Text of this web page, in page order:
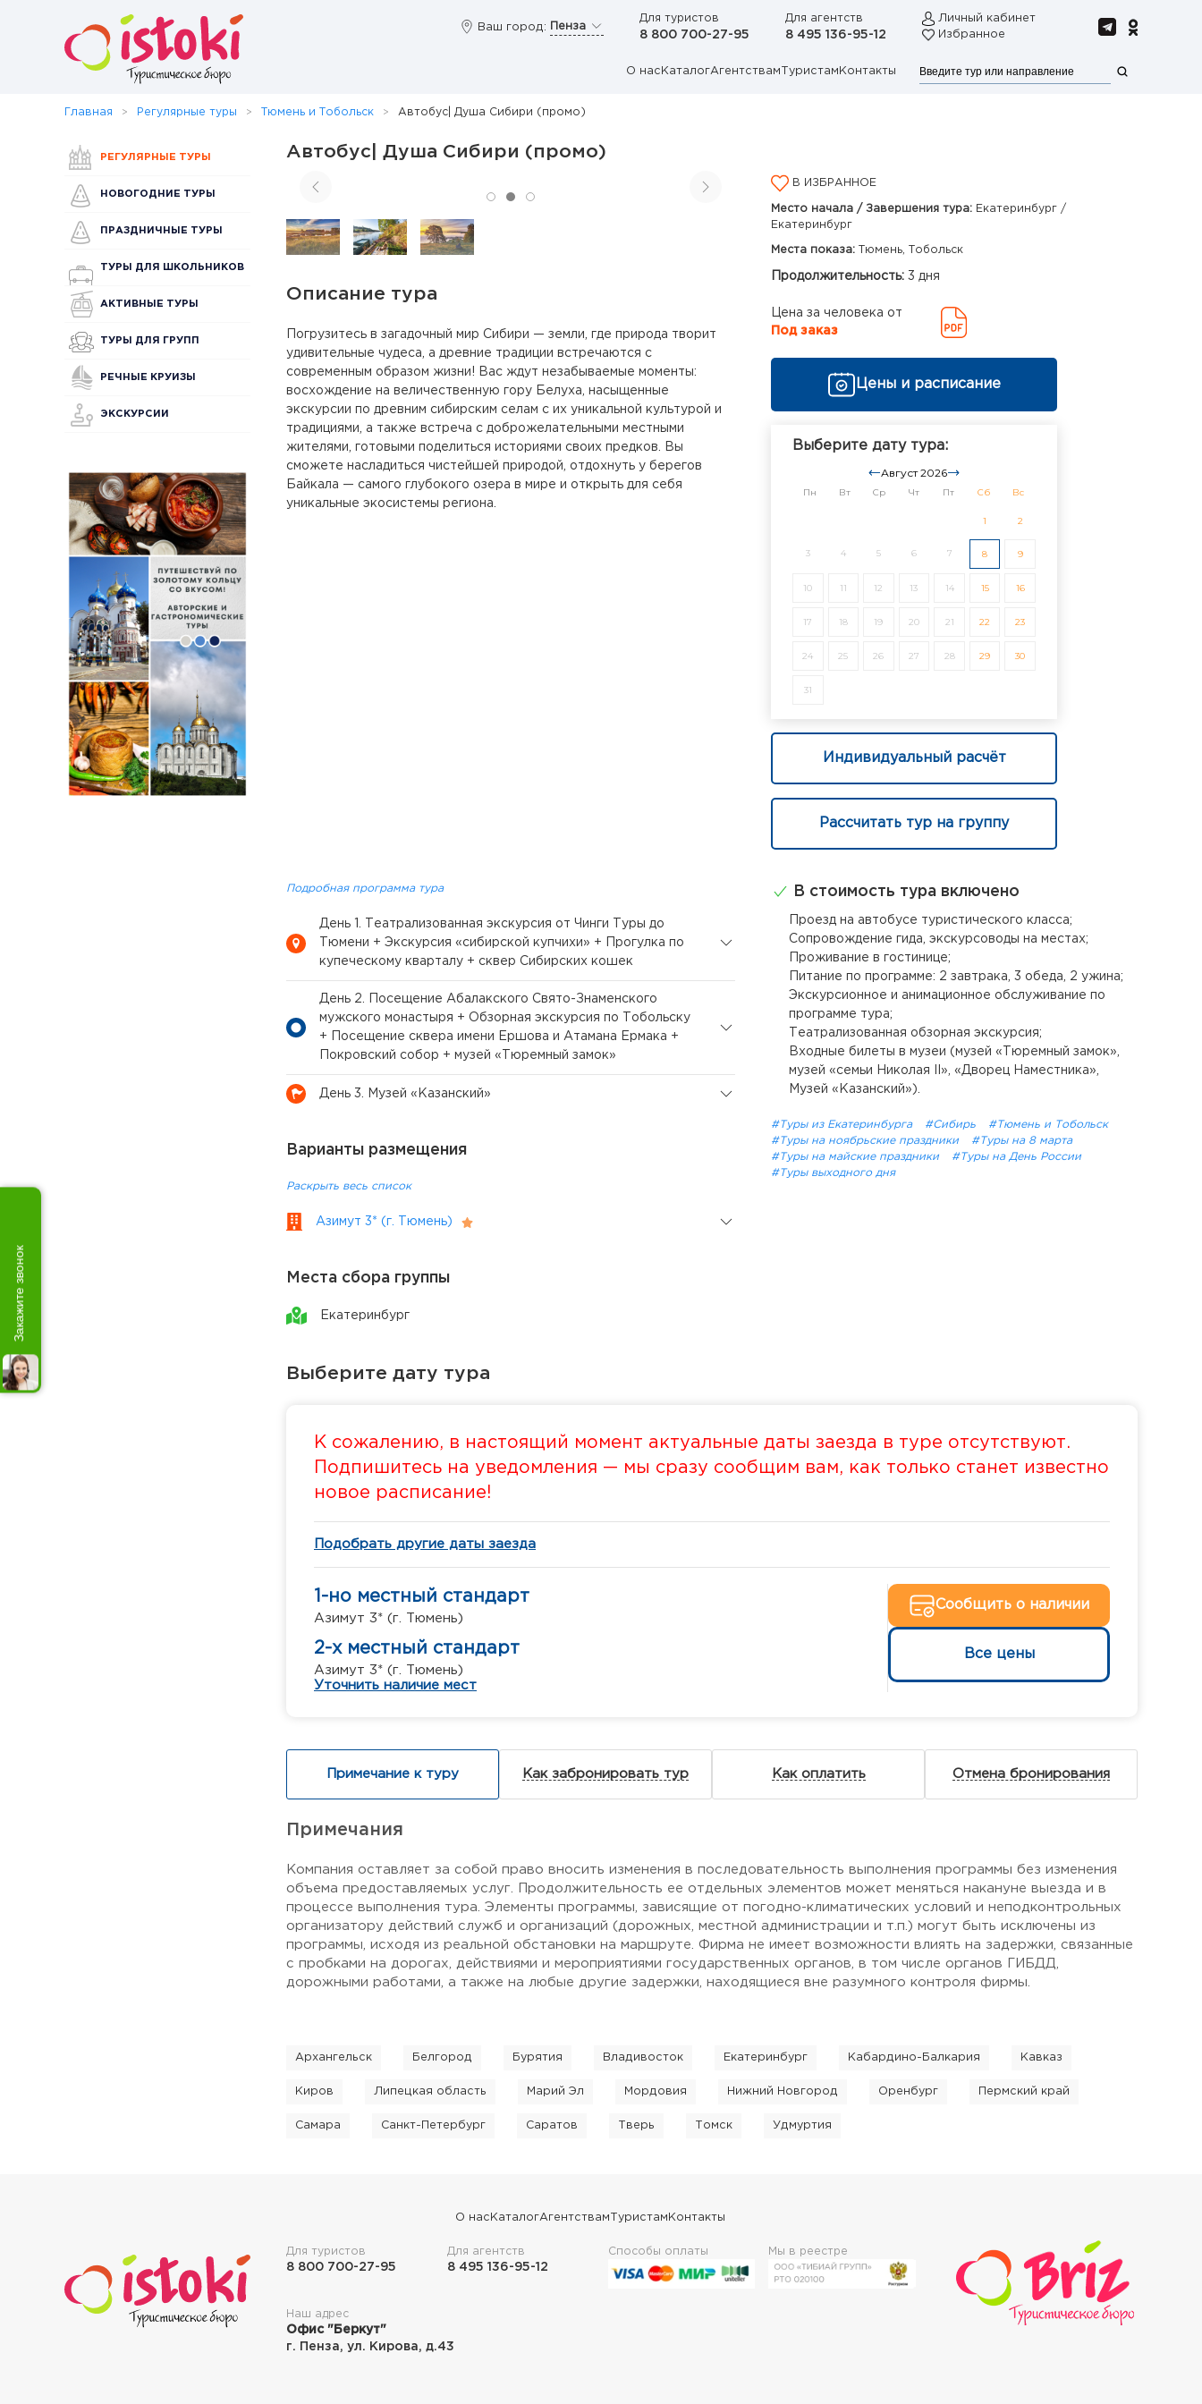
Ваш город: Пенза
Для туристов
8 800 700-27-95
Для агентств
8 495 136-95-12
Личный кабинет
Избранное
О нас КаталогАгентствам Туристам Контакты
Главная Регулярные туры Тюмень и Тобольск Автобус| Душа Сибири (промо)
Автобус| Душа Сибири (промо)
Описание тура
Погрузитесь в загадочный мир Сибири — земли, где природа творит
удивительные чудеса, а древние традиции встречаются с
современным образом жизни! Вас ждут незабываемые моменты:
восхождение на величественную гору Белуха, насыщенные
экскурсии по древним сибирским селам с их уникальной культурой и
традициями, а также встреча с доброжелательными местными
жителями, готовыми поделиться историями своих предков. Вы
сможете насладиться чистейшей природой, отдохнуть у берегов
Байкала — самого глубокого озера в мире и открыть для себя
уникальные экосистемы региона.
В ИЗБРАННОЕ
Место начала / Завершения тура: Екатеринбург /
Екатеринбург
Места показа: Тюмень, Тобольск
Продолжительность: 3 дня
Цена за человека от
Под заказ
Цены и расписание
Выберите дату тура:
Август 2026
Пн Вт Ср Чт Пт Сб Вс
1 2
3 4 5 6 7 8 9
10 11 12 13 14 15 16
17 18 19 20 21 22 23
24 25 26 27 28 29 30
31
Индивидуальный расчёт
Рассчитать тур на группу
Подробная программа тура
День 1. Театрализованная экскурсия от Чинги Туры до
Тюмени + Экскурсия «сибирской купчихи» + Прогулка по
купеческому кварталу + сквер Сибирских кошек
День 2. Посещение Абалакского Свято-Знаменского
мужского монастыря + Обзорная экскурсия по Тобольску
+ Посещение сквера имени Ершова и Атамана Ермака +
Покровский собор + музей «Тюремный замок»
День 3. Музей «Казанский»
Варианты размещения
Раскрыть весь список
Азимут 3* (г. Тюмень)
Места сбора группы
Екатеринбург
В стоимость тура включено
Проезд на автобусе туристического класса;
Сопровождение гида, экскурсоводы на местах;
Проживание в гостинице;
Питание по программе: 2 завтрака, 3 обеда, 2 ужина;
Экскурсионное и анимационное обслуживание по
программе тура;
Театрализованная обзорная экскурсия;
Входные билеты в музеи (музей «Тюремный замок»,
музей «семьи Николая II», «Дворец Наместника»,
Музей «Казанский»).
#Туры из Екатеринбурга #Сибирь
#Тюмень и Тобольск
#Туры на ноябрьские праздники
#Туры на 8 марта
#Туры на майские праздники
#Туры на День России
#Туры выходного дня
Выберите дату тура
К сожалению, в настоящий момент актуальные даты заезда в туре отсутствуют.
Подпишитесь на уведомления — мы сразу сообщим вам, как только станет известно
новое расписание!
Подобрать другие даты заезда
1-но местный стандарт
Азимут 3* (г. Тюмень)
2-х местный стандарт
Азимут 3* (г. Тюмень)
Уточнить наличие мест
Сообщить о наличии
Все цены
Примечание к туру Как забронировать тур Как оплатить Отмена бронирования
Примечания
Компания оставляет за собой право вносить изменения в последовательность выполнения программы без изменения
объема предоставляемых услуг. Продолжительность ее отдельных элементов может меняться накануне выезда и в
процессе выполнения тура. Элементы программы, зависящие от погодно-климатических условий и неподконтрольных
организатору действий служб и организаций (дорожных, местной администрации и т.п.) могут быть исключены из
программы, исходя из реальной обстановки на маршруте. Фирма не имеет возможности влиять на задержки, связанные
с пробками на дорогах, действиями и мероприятиями государственных органов, в том числе органов ГИБДД,
дорожными работами, а также на любые другие задержки, находящиеся вне разумного контроля фирмы.
Архангельск Белгород Бурятия Владивосток Екатеринбург Кабардино-Балкария Кавказ
Киров Липецкая область Марий Эл Мордовия Нижний Новгород Оренбург Пермский край
Самара Санкт-Петербург Саратов Тверь Томск Удмуртия
РЕГУЛЯРНЫЕ ТУРЫ
НОВОГОДНИЕ ТУРЫ
ПРАЗДНИЧНЫЕ ТУРЫ
ТУРЫ ДЛЯ ШКОЛЬНИКОВ
АКТИВНЫЕ ТУРЫ
ТУРЫ ДЛЯ ГРУПП
РЕЧНЫЕ КРУИЗЫ
ЭКСКУРСИИ
О нас КаталогАгентствам Туристам Контакты
Для туристов
8 800 700-27-95
Для агентств
8 495 136-95-12
Способы оплаты Мы в реестре
Наш адрес
Офис "Беркут"
г. Пенза, ул. Кирова, д.43
Закажите звонок